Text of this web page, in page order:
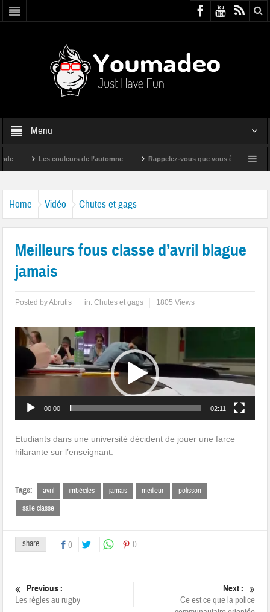
Menu
Les couleurs de l’automne Rappelez-vous que vous êtes super !
Home Vidéo Chutes et gags
Meilleurs fous classe d’avril blague
jamais
Posted byAbrutis in:Chutes et gags 1805 Views
Lecteur
vidéo
00:00 02:11
Etudiants dans une université décident de jouer une farce
hilarante sur l’enseignant.
Tags: avril imbéciles jamais meilleur
polisson
salle classe
share 0 0
Previous :
Les règles au rugby
Next :
Ce est ce que la police